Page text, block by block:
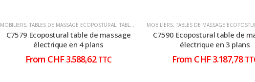
MOBILIERS, TABLES DE MASSAGE ECOPOSTURAL, TABLES DE MASSAGE ÉLECTRIQUE
C7579 Ecopostural table de massage
électrique en 4 plans
From CHF3.588,62 TTC
MOBILIERS, TABLES DE MASSAGE
C7590 Ecopostural table de
électrique en 3 plans
From CHF3.187,78